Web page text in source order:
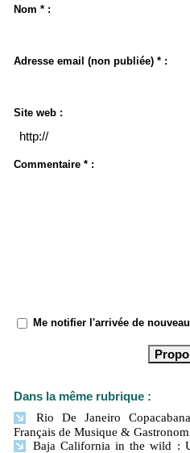
Nom * :
Adresse email (non publiée) * :
Site web :
Commentaire * :
Me notifier l'arrivée de
Dans la même rubrique :
Rio De Janeiro
Français de Musique &
Baja California in the wild :